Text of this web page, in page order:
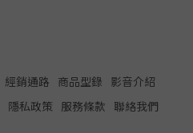
經銷通路 商品型錄
影音介紹
隱私政策 服務條款 聯絡我們